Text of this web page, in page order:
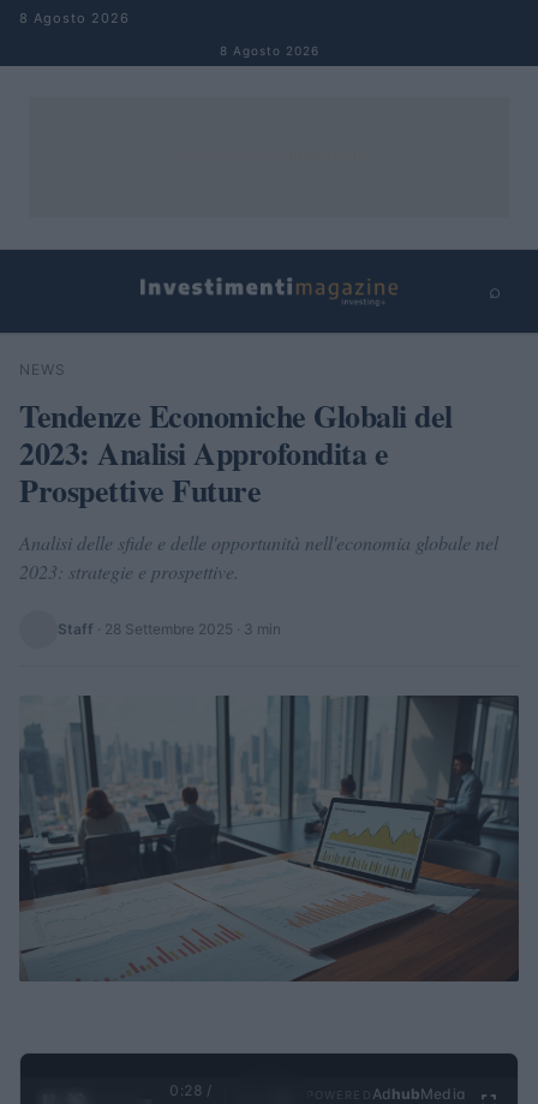
Salta al contenuto
8 Agosto 2026
8 Agosto 2026
⌕
Cerca
NEWS
Tendenze Economiche Globali del
2023: Analisi Approfondita e
Prospettive Future
Analisi delle sfide e delle opportunità nell'economia globale nel
2023: strategie e prospettive.
Staff · 28 Settembre 2025 · 3 min
0:29 /
Ad hubMedia